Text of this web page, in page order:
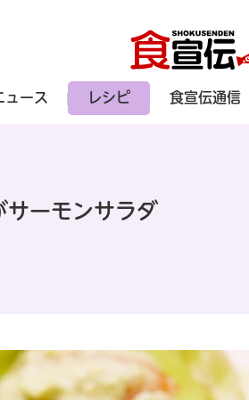
ュース レシピ 食宣伝通信
サーモンサラダ